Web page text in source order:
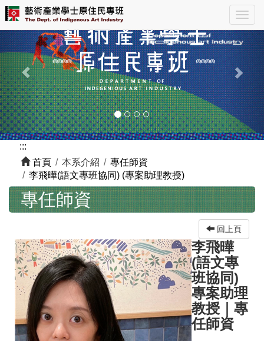
跳
到
主
要
內
容
區
塊
Previous
:::
首頁
本系介紹
專任師資
李飛曄(語文專班協同) (專案助理教授)
專任師資
回上頁
李飛曄
(語文專
班協同)
專案助理
教授
專
任師資